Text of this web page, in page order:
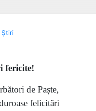
fericite!
de Paște,
felicitări